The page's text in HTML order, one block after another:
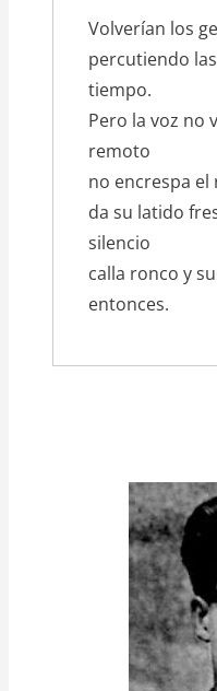
Volverían los
percutiendo
tiempo.
Pero la voz no
remoto
no encrespa el
da su latido
silencio
calla ronco y
entonces.